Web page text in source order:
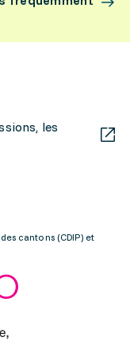
les
cantons (CDIP) et